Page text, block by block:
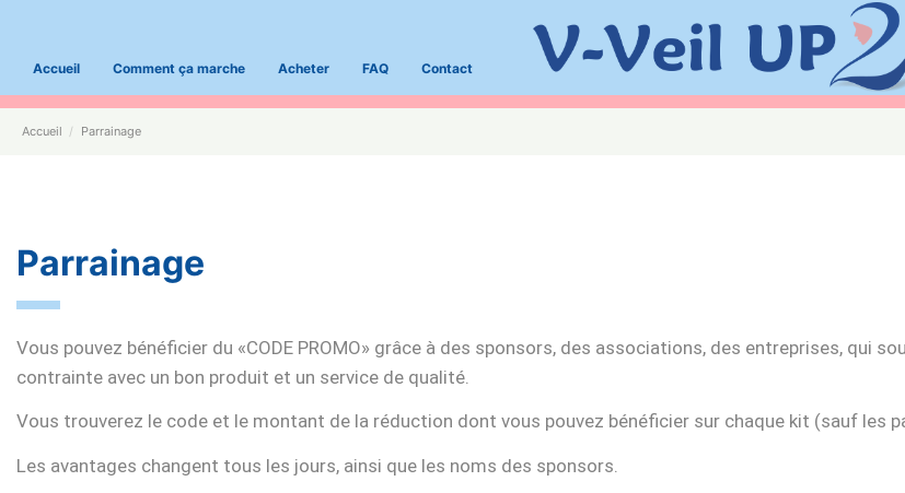
Accueil Comment ça marche Acheter FAQ Contact
Accueil Parrainage
Parrainage
Vous pouvez bénéficier du «CODE PROMO» grâce à des sponsors, des associations, des entreprises, qui
contrainte avec un bon produit et un service de qualité.
Vous trouverez le code et le montant de la réduction dont vous pouvez bénéficier sur chaque kit (sauf les
Les avantages changent tous les jours, ainsi que les noms des sponsors.